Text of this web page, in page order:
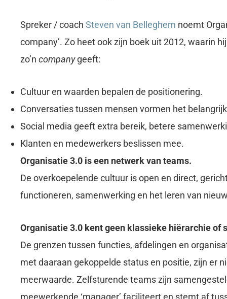
Spreker / coach Steven van Belleghem noemt
company’. Zo heet ook zijn boek uit 2012, waarin
zo’n companygeeft:
Cultuur en waarden bepalen de positionering.
Conversaties tussen mensen vormen het
Social media geeft extra bereik, betere
Klanten en medewerkers beslissen mee.
Organisatie 3.0 is een netwerk van teams.
De overkoepelende cultuur is open en direct,
functioneren, samenwerking en het leren van
Organisatie 3.0 kent geen klassieke hiërarchie of
De grenzen tussen functies, afdelingen en
met daaraan gekoppelde status en positie, zijn er
meerwaarde. Zelfsturende teams zijn
meewerkende ‘manager’ faciliteert en stemt af